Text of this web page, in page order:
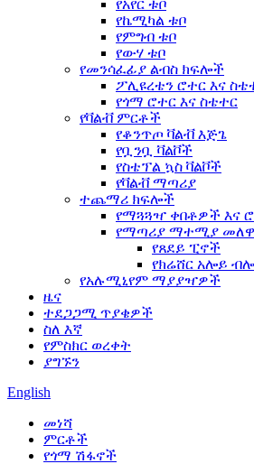
የአየር ቱቦ
የኬሚካል ቱቦ
የምግብ ቱቦ
የውሃ ቱቦ
የመንሳፈፊያ ልብስ ክፍሎች
ፖሊዩረቴን ሮተር እና
የጎማ ሮተር እና ስቴተር
የቫልቭ ምርቶች
የቆንጥጦ ቫልቭ እጅጌ
የቧንቧ ቫልቮች
የስቴፕል ኳስ ቫልቮች
የቫልቭ ማጣሪያ
ተጨማሪ ክፍሎች
የማጓጓዣ ቀበቶዎች እና
የማጣሪያ ማተሚያ
የጸደይ ፒኖች
የክሬሸር አሎይ
የአሉሚኒየም ማያያዣዎች
ዜና
ተደጋጋሚ ጥያቄዎች
ስለ እኛ
የምስክር ወረቀት
ያግኙን
English
መነሻ
ምርቶች
የጎማ ሽፋኖች